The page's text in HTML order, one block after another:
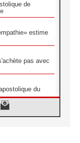
de
estime
pas avec
du
sur l'éducation